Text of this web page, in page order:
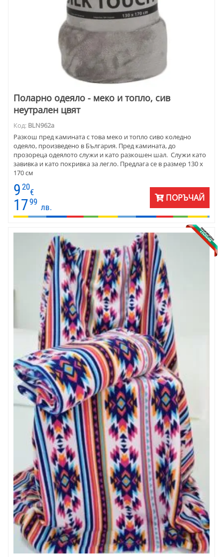
Поларно одеяло - меко и топло, сив
неутрален цвят
Код: BLN962a
Разкош пред камината с това меко и топло сиво коледно
одеяло, произведено в България. Пред камината, до
прозореца одеялото служи и като разкошен шал. Служи като
завивка и като покривка за легло. Предлага се в размер 130 х
170 см
9 20
€
1799
лв.
ПОРЪЧАЙ